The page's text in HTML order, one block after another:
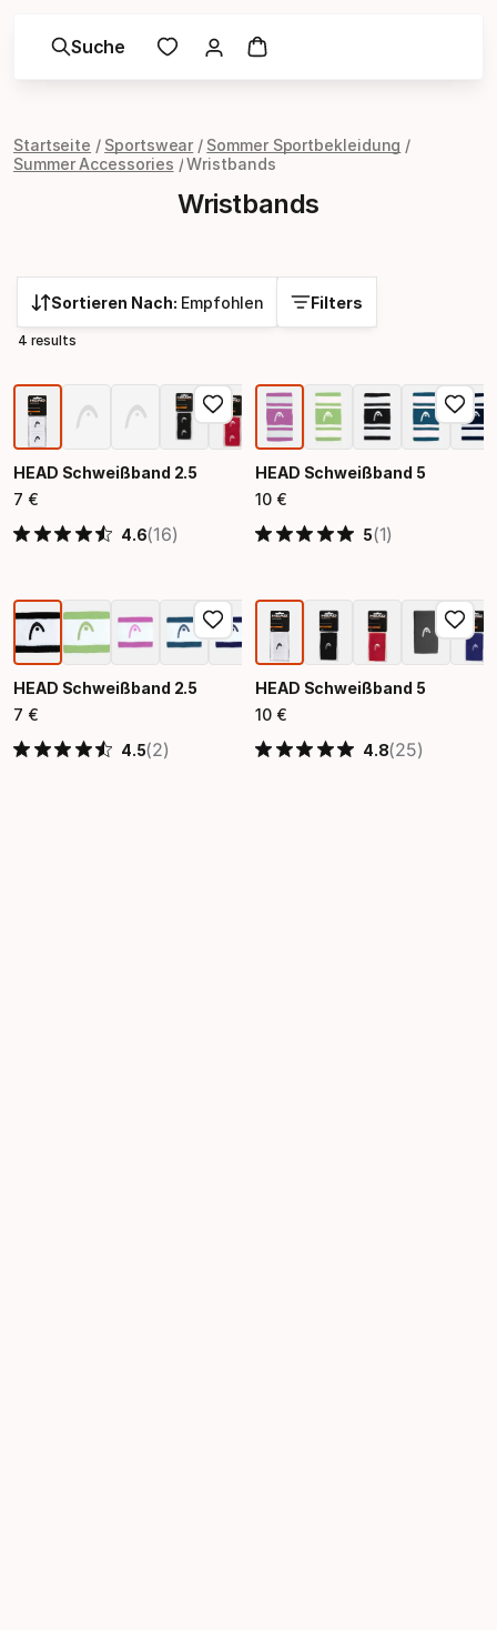
Suche
Startseite Sportswear
Sommer Sportbekleidung
Summer Accessories
Wristbands
Wristbands
Sortieren Nach: Empfohlen Filters
4 results
HEAD Schweißband 2.5
7 €
Endpreis
4.6(16)
HEAD Schweißband 5
10 €
Endpreis
5(1)
HEAD Schweißband 2.5
7 €
Endpreis
4.5(2)
HEAD Schweißband 5
10 €
Endpreis
4.8(25)